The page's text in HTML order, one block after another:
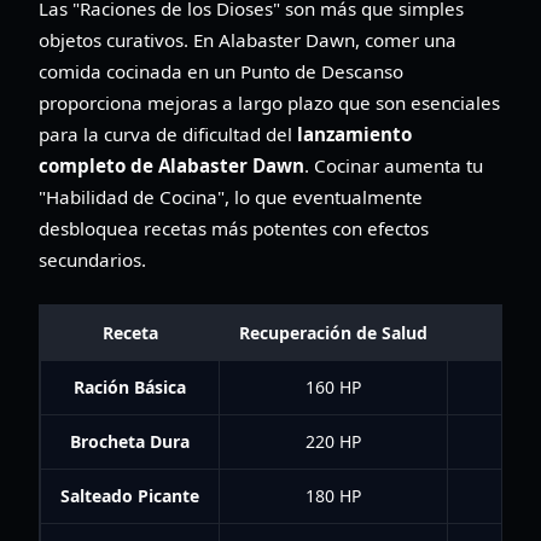
Las "Raciones de los Dioses" son más que simples
objetos curativos. En Alabaster Dawn, comer una
comida cocinada en un Punto de Descanso
proporciona mejoras a largo plazo que son esenciales
para la curva de dificultad del lanzamiento
completo de Alabaster Dawn. Cocinar aumenta tu
"Habilidad de Cocina", lo que eventualmente
desbloquea recetas más potentes con efectos
secundarios.
Receta Recuperación de Salud
Ración Básica 160 HP
Brocheta Dura 220 HP
Salteado Picante 180 HP